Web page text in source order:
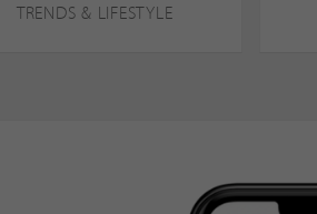
TRENDS & LIFESTYLE